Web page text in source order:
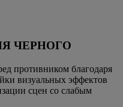
ЧЕРНОГО
противником благодаря
визуальных эффектов
сцен со слабым